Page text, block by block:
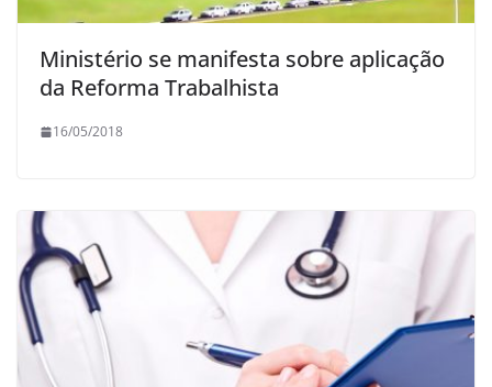
Ministério se manifesta sobre aplicação
da Reforma Trabalhista
16/05/2018